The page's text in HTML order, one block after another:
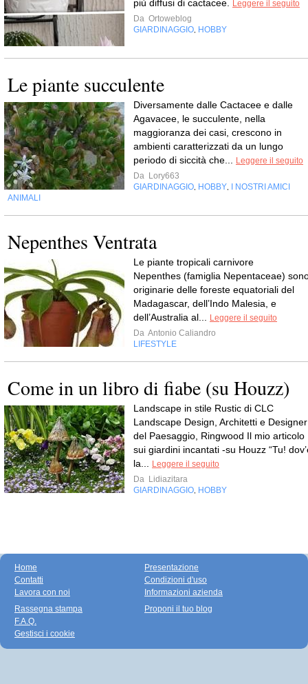
più diffusi di cactacee.
Leggere il seguito
Da Ortoweblog
GIARDINAGGIO HOBBY
Le piante succulente
Diversamente dalle Cactacee e dalle
Agavacee, le succulente, nella
maggioranza dei casi, crescono in
ambienti caratterizzati da un lungo
periodo di siccità che...
Leggere il seguito
Da Lory663
GIARDINAGGIO HOBBY
I NOSTRI AMICI
ANIMALI
Nepenthes Ventrata
Le piante tropicali carnivore
Nepenthes (famiglia Nepentaceae)
originarie delle foreste equatoriali del
Madagascar, dell’Indo Malesia, e
dell’Australia al...
Leggere il seguito
Da Antonio Caliandro
LIFESTYLE
Come in un libro di fiabe (su Houzz)
Landscape in stile Rustic di CLC
Landscape Design, Architetti e Designer
del Paesaggio, Ringwood Il mio articolo
sui giardini incantati -su Houzz “Tu!
la...
Leggere il seguito
Da Lidiazitara
GIARDINAGGIO HOBBY
Home
Contatti
Lavora con noi
Presentazione
Condizioni d'uso
Informazioni azienda
Rassegna stampa
F.A.Q.
Gestisci i cookie
Proponi il tuo blog